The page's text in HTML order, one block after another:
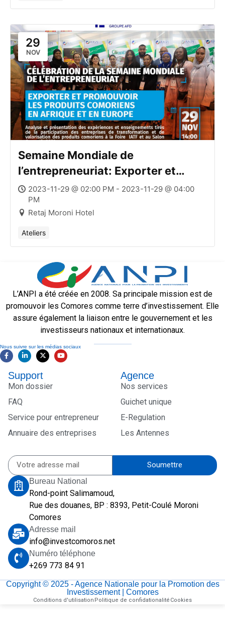
29
NOV
Semaine Mondiale de
l’entrepreneuriat: Exporter et
promouvoir les produits
comoriens en Afrique et en
EuropeSemaine Mondiale de
l’entrepreneuriat:
2023-11-29 @ 02:00 PM - 2023-11-29 @ 04:00
PM
Retaj Moroni Hotel
Ateliers
L’ANPI a été créée en 2008. Sa principale mission est de
promouvoir les Comores comme terre d’investissement. Elle
assure également la liaison entre le gouvernement et les
investisseurs nationaux et internationaux.
Nous suivre sur les médias sociaux
Support
Mon dossier
FAQ
Service pour entrepreneur
Annuaire des entreprises
Agence
Nos services
Guichet unique
E-Regulation
Les Antennes
Soumettre
Bureau National
Rond-point Salimamoud,
Rue des douanes, BP : 8393, Petit-Coulé Moroni
Comores
Adresse mail
info@investcomoros.net
Numéro téléphone
+269 773 84 91
Copyright © 2025 - Agence Nationale pour la Promotion des
Investissement | Comores
Conditions d'utilisation Politique de confidationalité Cookies